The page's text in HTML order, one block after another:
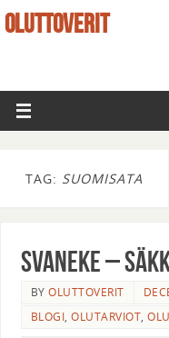
OLUTTOVERIT
TAG: SUOMISATA
Svaneke –
BYOLUTTOVERIT
BLOGI,OLUTARVIOT,